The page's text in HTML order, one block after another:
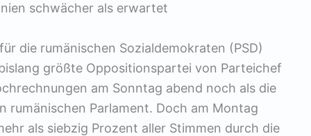
schwächer als erwartet
die rumänischen Sozialdemokraten (PSD)
größte Oppositionspartei von Parteichef
am Sonntag abend noch als die
Parlament. Doch am Montag
als siebzig Prozent aller Stimmen durch die